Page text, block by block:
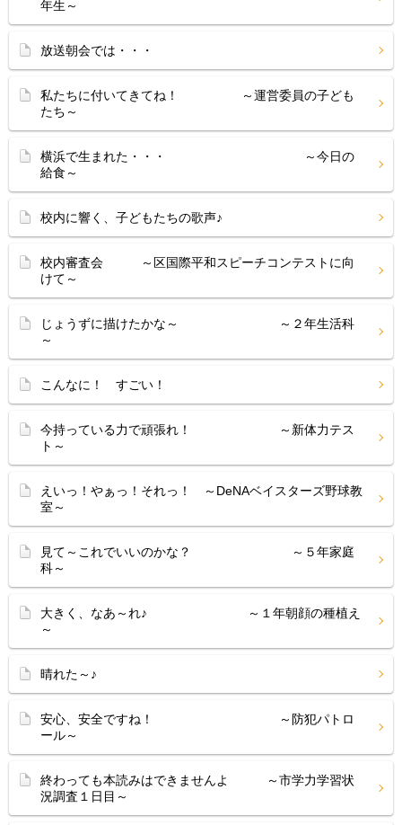
年生～
放送朝会では・・・
私たちに付いてきてね！ ～運営委員の子ども
たち～
横浜で生まれた・・・ ～今日の
給食～
校内に響く、子どもたちの歌声♪
校内審査会 ～区国際平和スピーチコンテストに向
けて～
じょうずに描けたかな～ ～２年生活科
～
こんなに！ すごい！
今持っている力で頑張れ！ ～新体力テス
ト～
えいっ！やぁっ！それっ！ ～DeNAベイスターズ野球教
室～
見て～これでいいのかな？ ～５年家庭
科～
大きく、なあ～れ♪ ～１年朝顔の種植え
～
晴れた～♪
安心、安全ですね！ ～防犯パトロ
ール～
終わっても本読みはできませんよ ～市学力学習状
況調査１日目～